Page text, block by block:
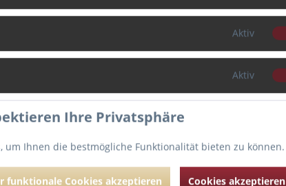
Aktiv
Aktiv
Ihre Privatsphäre
um Ihnen die bestmögliche Funktionalität bieten zu können.
funktionale Cookies akzeptieren Cookies akzeptieren